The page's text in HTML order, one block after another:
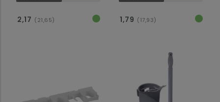
2,17 (21,65) 1,79 (17,93)